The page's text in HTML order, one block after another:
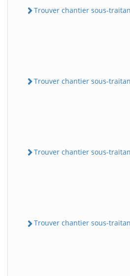
Trouver chantier sous-
Trouver chantier sous-
Trouver chantier sous-
Trouver chantier sous-